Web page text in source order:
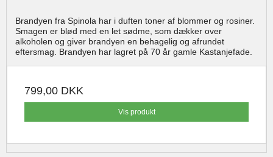
Brandyen fra Spinola har i duften toner af blommer og rosiner.
Smagen er blød med en let sødme, som dækker over
alkoholen og giver brandyen en behagelig og afrundet
eftersmag. Brandyen har lagret på 70 år gamle Kastanjefade.
799,00 DKK
Vis produkt